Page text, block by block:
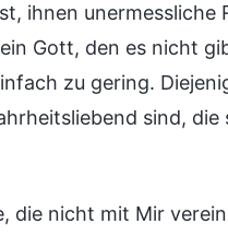
ihnen unermessliche
Gott, den es nicht
zu gering.
sind,
die nicht mit Mir